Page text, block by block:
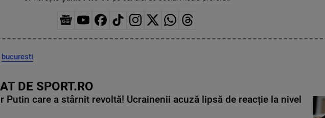
bucuresti,
DE SPORT.RO
Putin care a stârnit revoltă! Ucrainenii acuză lipsă de reacție la nivel